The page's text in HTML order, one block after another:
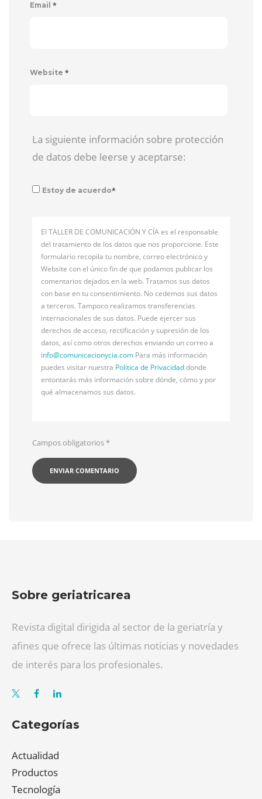
Email *
Website *
La siguiente información sobre protección
de datos debe leerse y aceptarse:
Estoy de acuerdo*
El TALLER DE COMUNICACIÓN Y CÍA es el responsable
del tratamiento de los datos que nos proporcione. Este
formulario recopila tu nombre, correo electrónico y
Website con el único fin de que podamos publicar los
comentarios dejados en la web. Tratamos sus datos
con base en tu consentimiento. No cedemos sus datos
a terceros. Tampoco realizamos transferencias
internacionales de sus datos. Puede ejercer sus
derechos de acceso, rectificación y supresión de los
datos, así como otros derechos enviando un correo a
info@comunicacionycia.com Para más información
puedes visitar nuestra Política de Privacidaddonde
entontarás más información sobre dónde, cómo y por
qué almacenamos sus datos.
Campos obligatorios*
Sobre geriatricarea
Revista digital dirigida al sector de la geriatría y
afines que ofrece las últimas noticias y novedades
de interés para los profesionales.
Categorías
Actualidad
Productos
Tecnología